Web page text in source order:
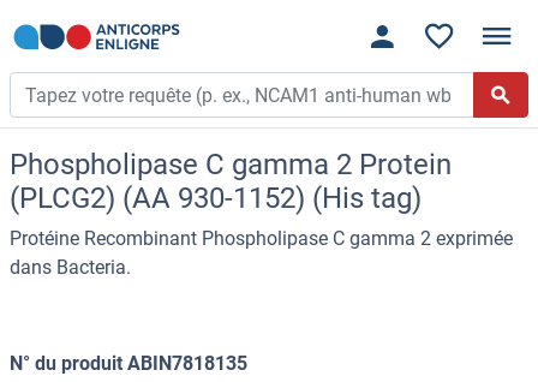
Phospholipase C gamma 2 Protein
(PLCG2) (AA 930-1152) (His tag)
Protéine Recombinant Phospholipase C gamma 2 exprimée
dans Bacteria.
N° du produit ABIN7818135